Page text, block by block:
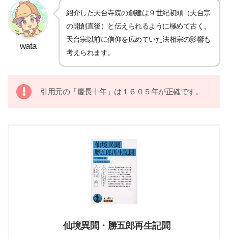
wata
紹介した天台寺院の創建は９世紀初頭（天台宗
の開創直後）と伝えられるように極めて古く、
天台宗以前に信仰を広めていた法相宗の影響も
考えられます。
引用元の「慶長十年」は１６０５年が正確です。
仙境異聞・勝五郎再生記聞